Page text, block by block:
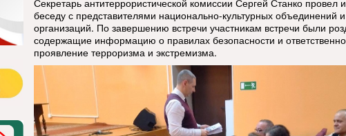
Секретарь антитеррористической комиссии Сергей Станко
беседу с представителями национально-культурных объединений
организаций. По завершению встречи участникам встречи были
содержащие информацию о правилах безопасности и
проявление терроризма и экстремизма.